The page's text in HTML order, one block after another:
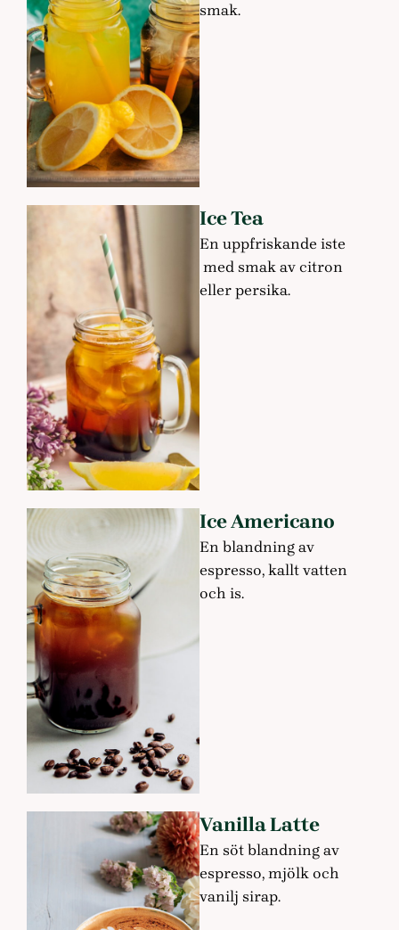
smak.
Ice Tea
En uppfriskande iste
med smak av citron
eller persika.
Ice Americano
En blandning av
espresso, kallt vatten
och is.
Vanilla Latte
En söt blandning av
espresso, mjölk och
vanilj sirap.